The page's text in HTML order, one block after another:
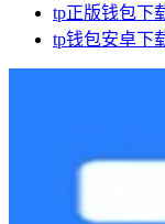
tp正版钱包下
tp钱包安卓下